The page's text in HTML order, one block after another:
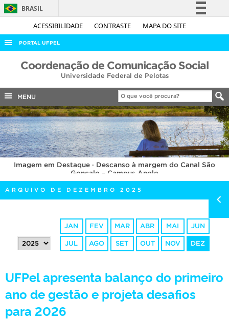
ACESSIBILIDADE CONTRASTE MAPA DO SITE
BRASIL
Simplifique!
Acesso à informação
Legislação
Canais
PORTAL UFPEL
ACESSO À INFORMAÇÃO
COBALTO
CONCURSOS
EDITAIS
INTERNACIONAL
OUVIDORIA
PORTARIAS
TELEFONES
Coordenação de Comunicação Social
Universidade Federal de Pelotas
MENU
Imagem em Destaque · Descanso à margem do Canal São
Gonçalo – Campus Anglo
ARQUIVO DE DEZEMBRO 2025
JAN FEV MAR ABR MAI JUN
JUL AGO SET OUT NOV DEZ
UFPel apresenta balanço do primeiro
ano de gestão e projeta desafios
para 2026